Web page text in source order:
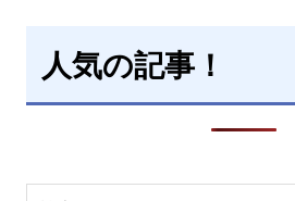
人気の記事！
検